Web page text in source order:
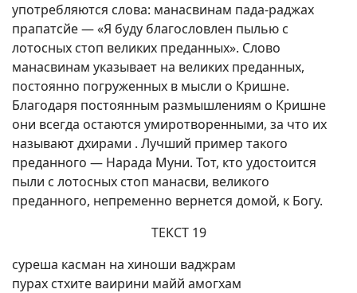
употребляются слова: манасвинам пада-раджах
прапатсйе — «Я буду благословлен пылью с
лотосных стоп великих преданных». Слово
манасвинам указывает на великих преданных,
постоянно погруженных в мысли о Кришне.
Благодаря постоянным размышлениям о Кришне
они всегда остаются умиротворенными, за что их
называют дхирами . Лучший пример такого
преданного — Нарада Муни. Тот, кто удостоится
пыли с лотосных стоп манасви, великого
преданного, непременно вернется домой, к Богу.
ТЕКСТ 19
суреша касман на хиноши ваджрам
пурах стхите ваирини майй амогхам